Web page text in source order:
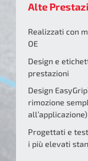
Alte
Realizzati con
OE
Design e
prestazioni
Design
rimozione
all’applicazione)
Progettati e
i più elevati